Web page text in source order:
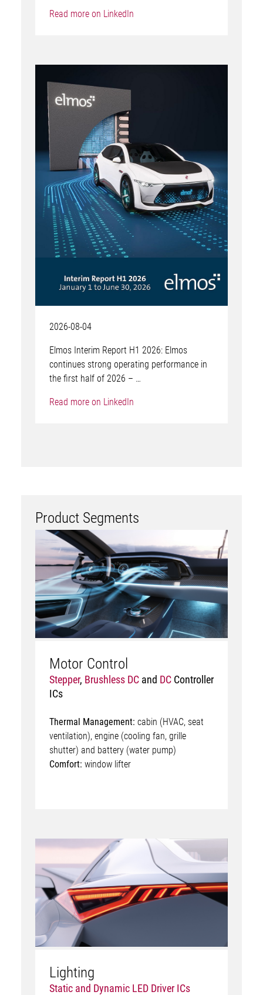
Read more on LinkedIn
2026-08-04
Elmos Interim Report H1 2026: Elmos
continues strong operating performance in
the first half of 2026 – …
Read more on LinkedIn
Product Segments
Motor Control
Stepper, Brushless DC and DC Controller
ICs
Thermal Management: cabin (HVAC, seat
ventilation), engine (cooling fan, grille
shutter) and battery (water pump)
Comfort: window lifter
Lighting
Static and Dynamic LED Driver ICs